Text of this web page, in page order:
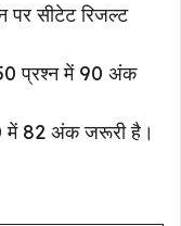
पर सीटेट रिजल्ट
प्रश्न में 90 अंक
में 82 अंक जरूरी है।